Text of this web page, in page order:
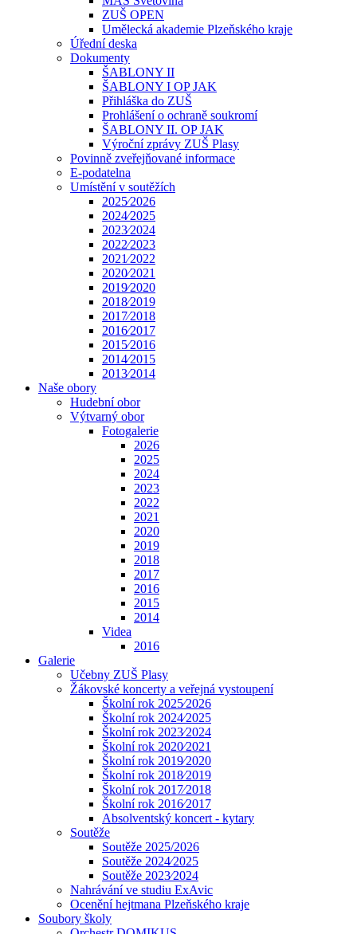
ZUŠ OPEN
Umělecká akademie Plzeňského kraje
Úřední deska
Dokumenty
ŠABLONY II
ŠABLONY I OP JAK
Přihláška do ZUŠ
Prohlášení o ochraně soukromí
ŠABLONY II. OP JAK
Výroční zprávy ZUŠ Plasy
Povinně zveřejňované informace
E-podatelna
Umístění v soutěžích
2025⁄2026
2024⁄2025
2023⁄2024
2022⁄2023
2021⁄2022
2020⁄2021
2019⁄2020
2018⁄2019
2017⁄2018
2016⁄2017
2015⁄2016
2014⁄2015
2013⁄2014
Naše obory
Hudební obor
Výtvarný obor
Fotogalerie
2026
2025
2024
2023
2022
2021
2020
2019
2018
2017
2016
2015
2014
Videa
2016
Galerie
Učebny ZUŠ Plasy
Žákovské koncerty a veřejná vystoupení
Školní rok 2025⁄2026
Školní rok 2024⁄2025
Školní rok 2023⁄2024
Školní rok 2020⁄2021
Školní rok 2019⁄2020
Školní rok 2018⁄2019
Školní rok 2017⁄2018
Školní rok 2016⁄2017
Absolventský koncert - kytary
Soutěže
Soutěže 2025/2026
Soutěže 2024⁄2025
Soutěže 2023⁄2024
Nahrávání ve studiu ExAvic
Ocenění hejtmana Plzeňského kraje
Soubory školy